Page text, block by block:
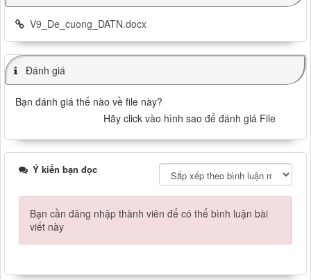
V9_De_cuong_DATN.docx
Đánh giá
Bạn đánh giá thế nào về file này?
Hãy click vào hình sao để đánh giá File
Ý kiến bạn đọc
Bạn cần đăng nhập thành viên để có thể bình luận bài
viết này